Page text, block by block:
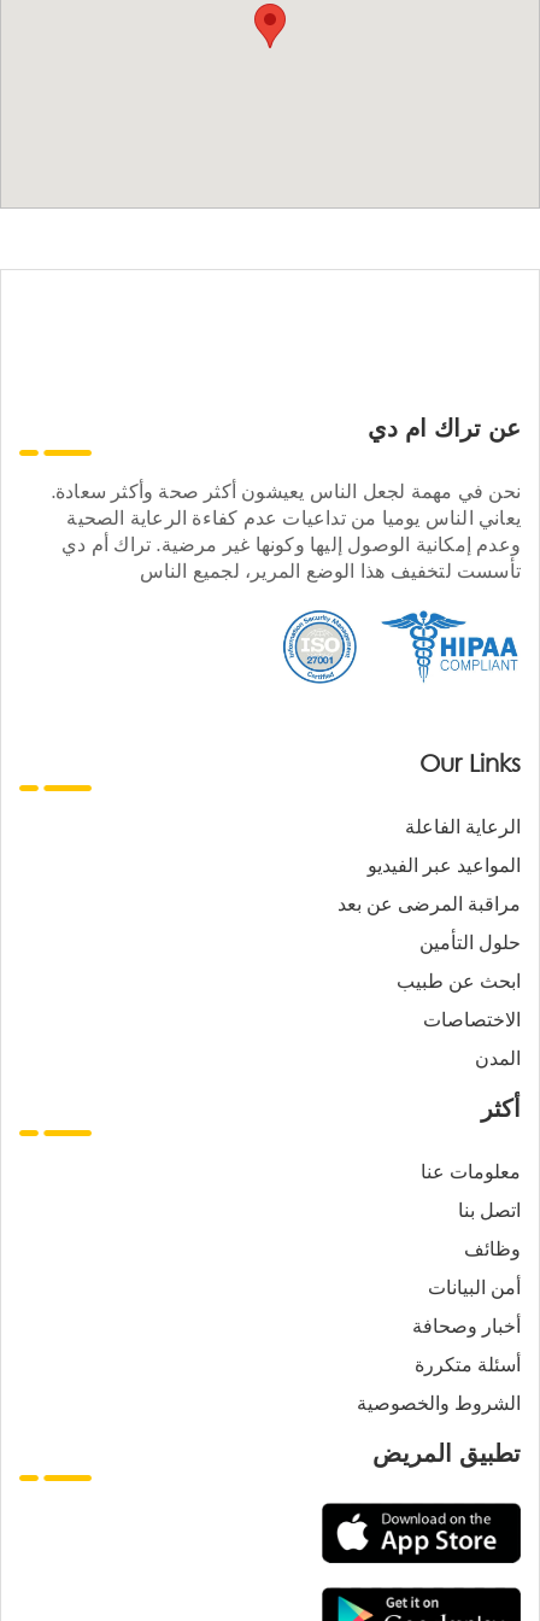
عن تراك ام دي
نحن في مهمة لجعل الناس يعيشون أكثر صحة وأكثر سعادة.
يعاني الناس يوميا من تداعيات عدم كفاءة الرعاية الصحية
وعدم إمكانية الوصول إليها وكونها غير مرضية. تراك أم دي
تأسست لتخفيف هذا الوضع المرير، لجميع الناس
Our Links
الرعاية الفاعلة
المواعيد عبر الفيديو
مراقبة المرضى عن بعد
حلول التأمين
ابحث عن طبيب
الاختصاصات
المدن
أكثر
معلومات عنا
اتصل بنا
وظائف
أمن البيانات
أخبار وصحافة
أسئلة متكررة
الشروط والخصوصية
تطبيق المريض